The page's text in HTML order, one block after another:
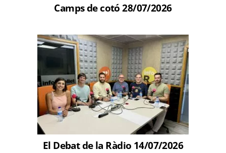
Camps de cotó 28/07/2026
El Debat de la Ràdio 14/07/2026